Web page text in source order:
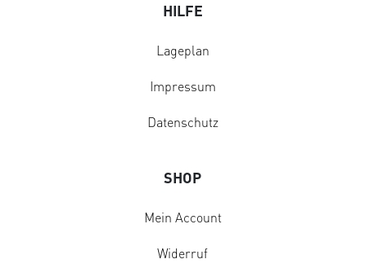
HILFE
Lageplan
Impressum
Datenschutz
SHOP
Mein Account
Widerruf